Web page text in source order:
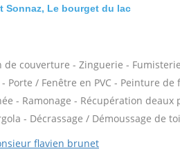
Sonnaz, Le bourget du lac
de couverture - Zinguerie -
Porte / Fenêtre en PVC - Peinture
- Ramonage - Récupération
- Décrassage / Démoussage de
flavien brunet